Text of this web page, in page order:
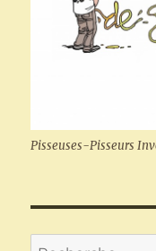
Pisseuses-Pisseurs
Recherche